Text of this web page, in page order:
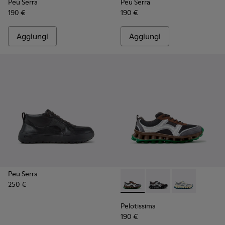
Peu Serra
190 €
Aggiungi
Peu Serra
190 €
Aggiungi
Peu Serra
250 €
Pelotissima - K101134-002
Pelotissima -Pelotissima -
Pelotissima
190 €